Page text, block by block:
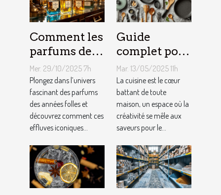
Comment les
parfums des
années folles
influencent-
ils la mode
moderne ?
Mer. 29/10/2025 7h
Plongez dans l’univers
fascinant des parfums
des années folles et
découvrez comment ces
effluves iconiques...
Guide
complet pour
choisir le
meilleur
équipement
de cuisine
Mar. 13/05/2025 11h
La cuisine est le cœur
battant de toute
maison, un espace où la
créativité se mêle aux
saveurs pour le...